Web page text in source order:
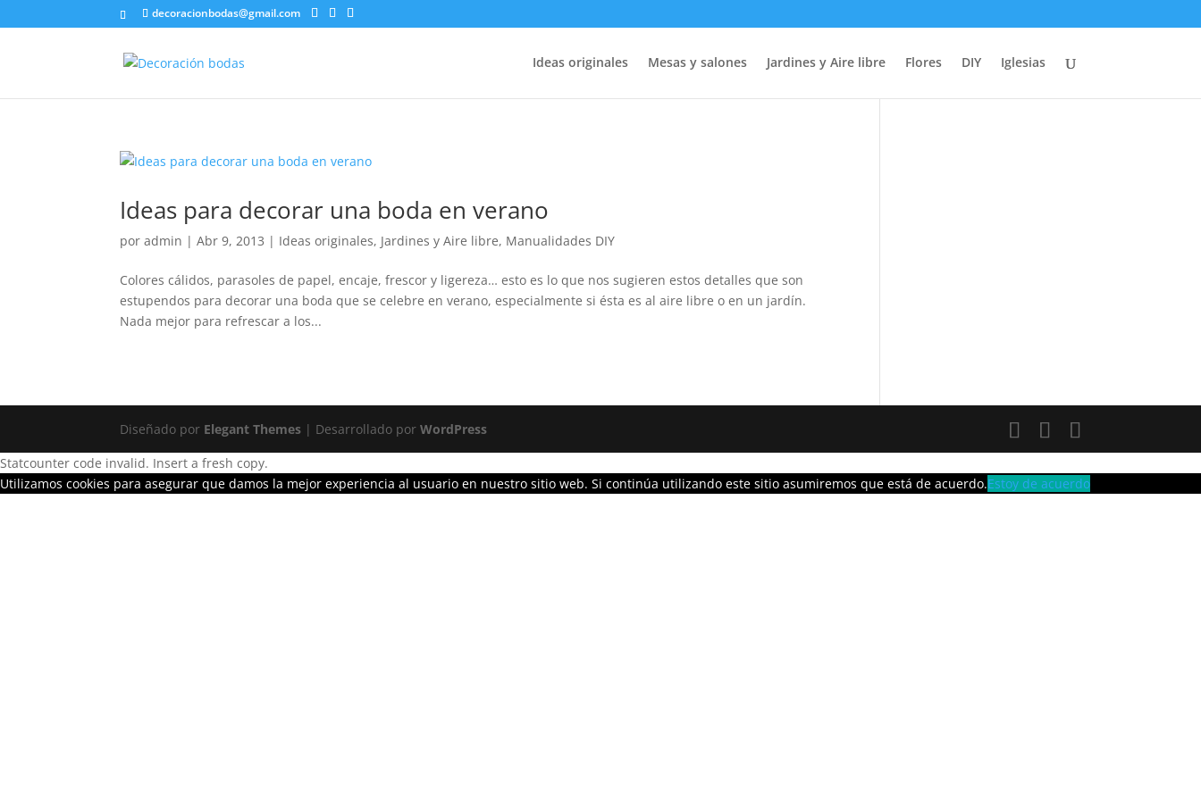
decoracionbodas@gmail.com
Ideas originales Mesas y salones Jardines y Aire libre Flores DIY Iglesias
Ideas para decorar una boda en verano
poradmin |Abr 9, 2013 | Ideas originales, Jardines y Aire libre, Manualidades DIY
Colores cálidos, parasoles de papel, encaje, frescor y ligereza… esto es lo que nos sugieren estos detalles que son
estupendos para decorar una boda que se celebre en verano, especialmente si ésta es al aire libre o en un jardín.
Nada mejor para refrescar a los...
Diseñado por Elegant Themes | Desarrollado porWordPress
Statcounter code invalid. Insert a fresh copy.
Utilizamos cookies para asegurar que damos la mejor experiencia al usuario en nuestro sitio web. Si continúa utilizando este sitio asumiremos que está de acuerdo.Estoy de acuerdo